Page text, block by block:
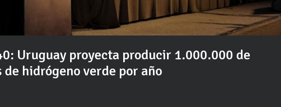
Uruguay proyecta producir 1.000.000 de
de hidrógeno verde por año